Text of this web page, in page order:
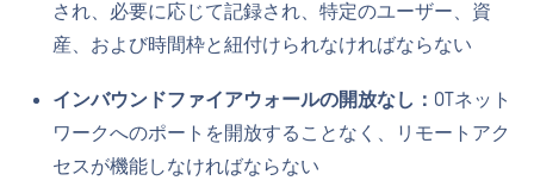
され、必要に応じて記録され、特定のユーザー、資
産、および時間枠と紐付けられなければならない
インバウンドファイアウォールの開放なし： OTネット
ワークへのポートを開放することなく、リモートアク
セスが機能しなければならない